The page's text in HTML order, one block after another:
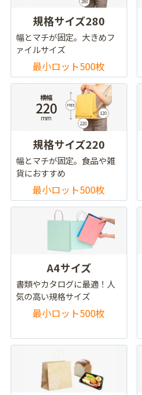
規格サイズ280
幅とマチが固定。大きめフ
ァイルサイズ
最小ロット500枚
規格サイズ220
幅とマチが固定。食品や雑
貨におすすめ
最小ロット500枚
A4サイズ
書類やカタログに最適！人
気の高い規格サイズ
最小ロット500枚